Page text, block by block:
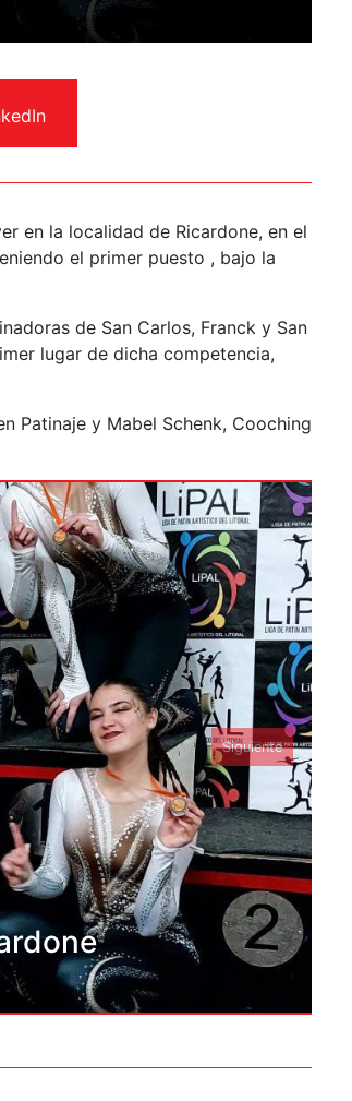
en la localidad de Ricardone, en el
el primer puesto , bajo la
de San Carlos, Franck y San
lugar de dicha competencia,
Patinaje y Mabel Schenk, Cooching
brilló en Ricardone
Siguiente